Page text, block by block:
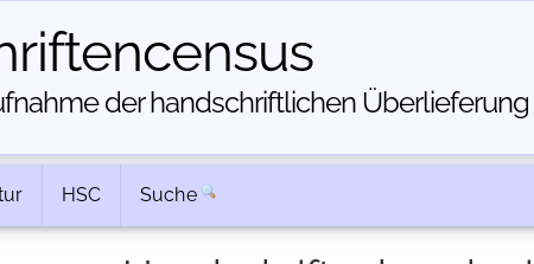
der handschriftlichen
HSC Suche